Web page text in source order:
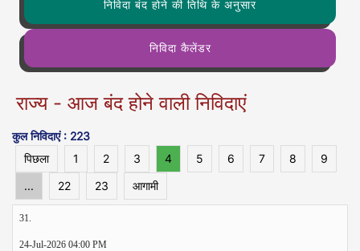
निविदा बंद होने की तिथि के अनुसार
निविदा कैलेंडर
राज्य - आज बंद होने वाली निविदाएं
कुल निविदाएं : 223
पिछला
1 2 3 4 5 6 7 8
9
...
22 23 आगामी
31.
24-Jul-2026 04:00 PM